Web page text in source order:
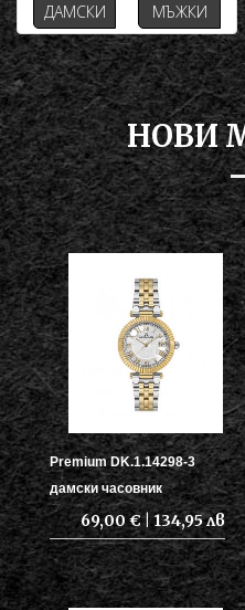
ДАМСКИ МЪЖКИ
НОВИ
Premium DK.1.14298-3
дамски часовник
69,00 € | 134,95 лв